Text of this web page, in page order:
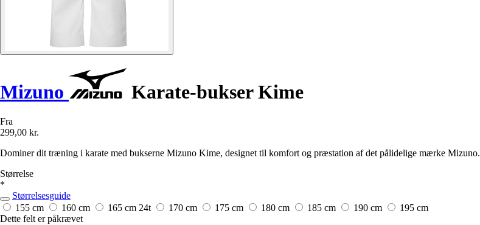
Mizuno Karate-bukser Kime
Fra
299,00 kr.
Dominer dit træning i karate med bukserne Mizuno Kime, designet til komfort og præstation af det pålidelige mærke Mizuno.
Størrelse
*
Størrelsesguide
155 cm
160 cm 165 cm 24t 170 cm 175 cm 180 cm 185 cm 190 cm
195 cm
Dette felt er påkrævet